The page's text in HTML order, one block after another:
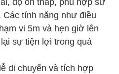
Các tính năng như điều
vi 5m và hẹn giờ lên
sự tiện lợi trong quá
di chuyển và tích hợp